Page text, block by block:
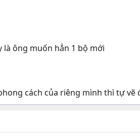
là ông muốn hẳn 1 bộ mới
cách của riêng mình thì tự vẽ